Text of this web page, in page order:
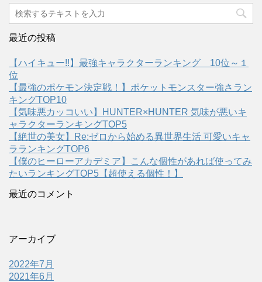
最近の投稿
【ハイキュー!!】最強キャラクターランキング 10位～１
位
【最強のポケモン決定戦！】ポケットモンスター強さラン
キングTOP10
【気味悪カッコいい】HUNTER×HUNTER 気味が悪いキ
ャラクターランキングTOP5
【絶世の美女】Re:ゼロから始める異世界生活 可愛いキャ
ラランキングTOP6
【僕のヒーローアカデミア】こんな個性があれば使ってみ
たいランキングTOP5【超使える個性！】
最近のコメント
アーカイブ
2022年7月
2021年6月